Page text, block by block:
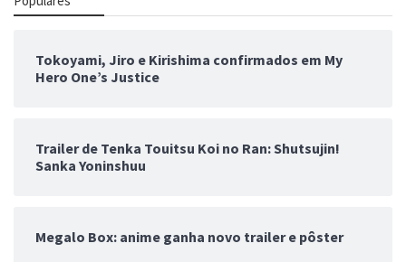
Tokoyami, Jiro e Kirishima confirmados em My
Hero One’s Justice
Trailer de Tenka Touitsu Koi no Ran: Shutsujin!
Sanka Yoninshuu
Megalo Box: anime ganha novo trailer e pôster